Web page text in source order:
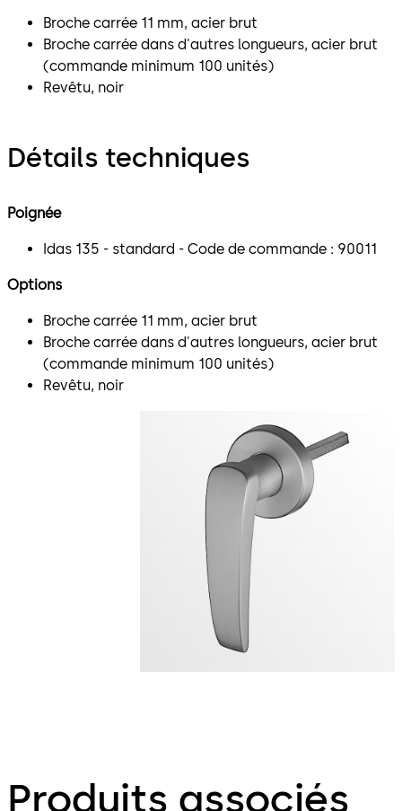
Broche carrée 11 mm, acier brut
Broche carrée dans d'autres longueurs, acier brut
(commande minimum 100 unités)
Revêtu, noir
Détails techniques
Poignée
Idas 135 - standard - Code de commande : 90011
Options
Broche carrée 11 mm, acier brut
Broche carrée dans d'autres longueurs, acier brut
(commande minimum 100 unités)
Revêtu, noir
Produits associés